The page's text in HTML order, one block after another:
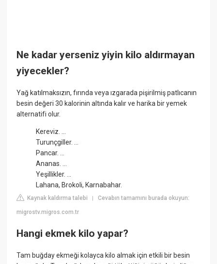
Ne kadar yerseniz yiyin kilo aldırmayan
yiyecekler?
Yağ katılmaksızın, fırında veya ızgarada pişirilmiş patlıcanın
besin değeri 30 kalorinin altında kalır ve harika bir yemek
alternatifi olur.
Kereviz. ...
Turunçgiller. ...
Pancar. ...
Ananas. ...
Yeşillikler. ...
Lahana, Brokoli, Karnabahar.
Kaynak kaldırma talebi |Cevabın tamamını burada okuyun:
migrostv.migros.com.tr
Hangi ekmek kilo yapar?
Tam buğday ekmeği kolayca kilo almak için etkili bir besin